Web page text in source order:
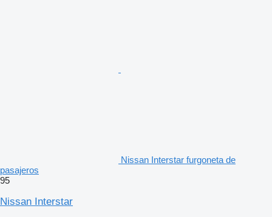
Nissan Interstar furgoneta de
pasajeros
95
Nissan Interstar